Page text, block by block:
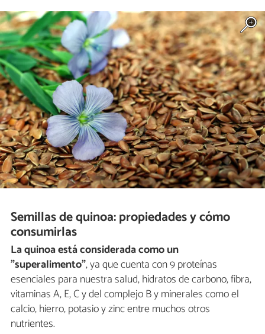
Semillas de quinoa: propiedades y cómo
consumirlas
La quinoa está considerada como un
"superalimento", ya que cuenta con 9 proteínas
esenciales para nuestra salud, hidratos de carbono, fibra,
vitaminas A, E, C y del complejo B y minerales como el
calcio, hierro, potasio y zinc entre muchos otros
nutrientes.